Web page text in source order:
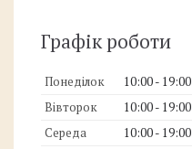
Графік роботи
Понеділок 10:00
19:00
Вівторок
10:00
19:00
Середа
10:00
19:00